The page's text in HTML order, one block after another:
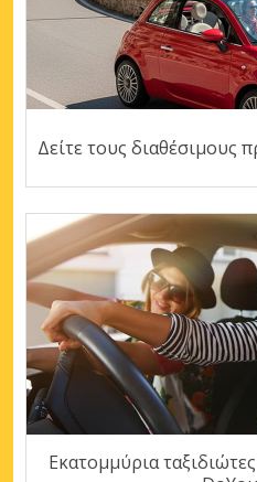
Δείτε τους διαθέσιμους
Εκατομμύρια